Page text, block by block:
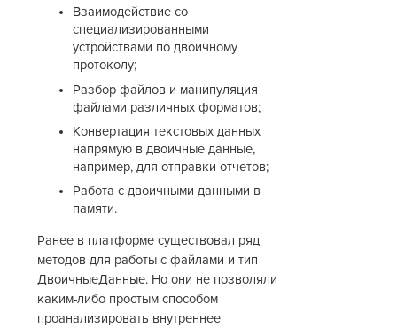
Взаимодействие со
специализированными
устройствами по двоичному
протоколу;
Разбор файлов и манипуляция
файлами различных форматов;
Конвертация текстовых данных
напрямую в двоичные данные,
например, для отправки отчетов;
Работа с двоичными данными в
памяти.
Ранее в платформе существовал ряд
методов для работы с файлами и тип
ДвоичныеДанные. Но они не позволяли
каким-либо простым способом
проанализировать внутреннее